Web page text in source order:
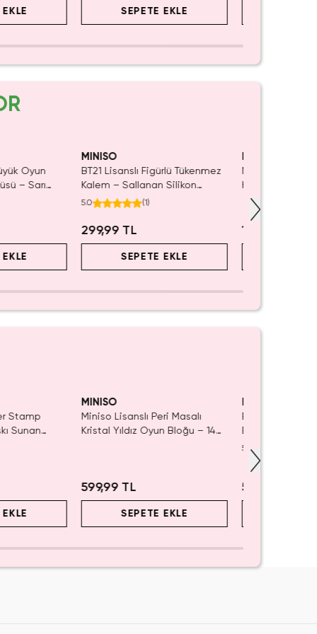
SEPETE EKLE
Oyun
– Sarı
MINISO
BT21 Lisanslı Figürlü Tükenmez
Kalem – Sallanan Silikon
Karakter (7 Çeşit)
5.0 (1)
299,99 TL
SEPETE EKLE
Miniso Lisanslı
Kabarcık
Asortili Tasarım
199,99 TL
Stamp
Sunan
MINISO
Miniso Lisanslı Peri Masalı
Kristal Yıldız Oyun Bloğu – 14
599,99 TL
SEPETE EKLE
Barbie Lisanslı
Blind Box –
5.0
549,99 TL